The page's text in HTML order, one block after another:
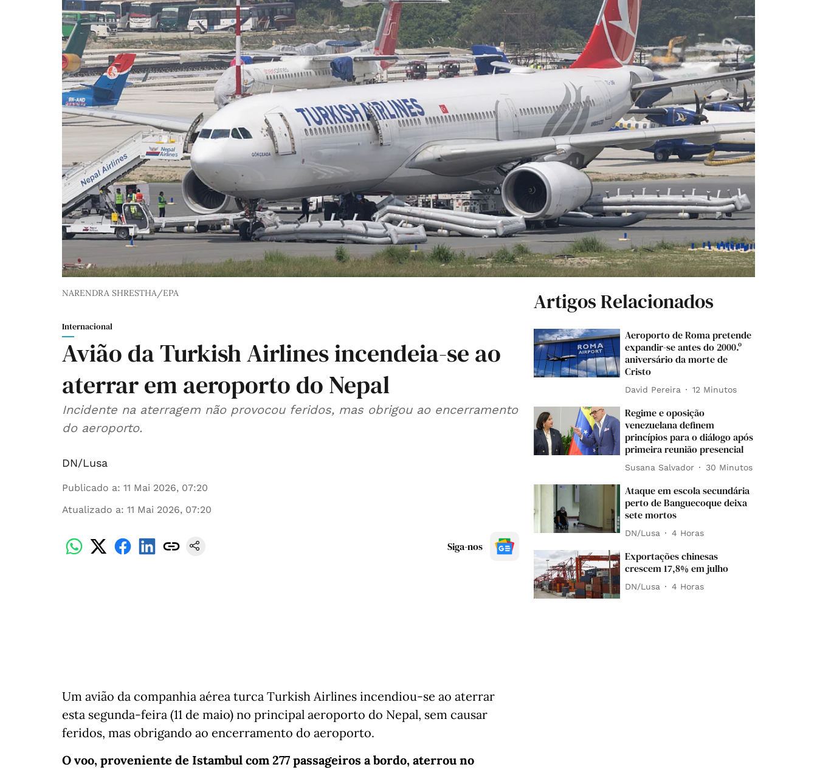
NARENDRA SHRESTHA/EPA
Internacional
Avião da Turkish Airlines incendeia-se ao
aterrar em aeroporto do Nepal
Incidente na aterragem não provocou feridos, mas obrigou ao encerramento
do aeroporto.
DN/Lusa
Publicado a: 11 Mai 2026, 07:20
Atualizado a: 11 Mai 2026, 07:20
Siga-nos
Um avião da companhia aérea turca Turkish Airlines incendiou-se ao aterrar
esta segunda-feira (11 de maio) no principal aeroporto do Nepal, sem causar
feridos, mas obrigando ao encerramento do aeroporto.
O voo, proveniente de Istambul com 277 passageiros a bordo, aterrou no
Artigos Relacionados
Aeroporto de Roma pretende
expandir-se antes do 2000.º
aniversário da morte de
Cristo
David Pereira 12 Minutos
Regime e oposição
venezuelana definem
princípios para o diálogo após
primeira reunião presencial
Susana Salvador 30 Minutos
Ataque em escola secundária
perto de Banguecoque deixa
sete mortos
DN/Lusa 4 Horas
Exportações chinesas
crescem 17,8% em julho
DN/Lusa 4 Horas